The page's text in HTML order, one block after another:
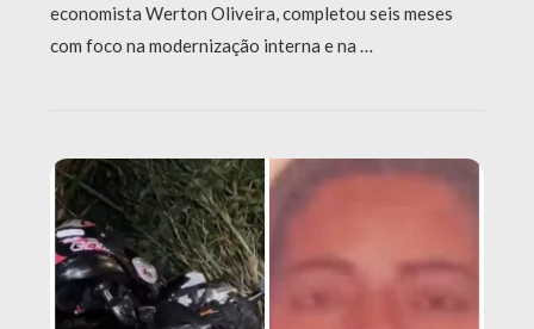
economista Werton Oliveira, completou seis meses
com foco na modernização interna e na …